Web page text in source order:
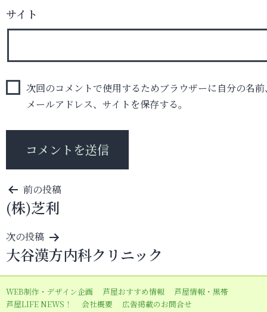
サイト
次回のコメントで使用するためブラウザーに自分の名前
メールアドレス、サイトを保存する。
投
稿
ナ
ビ
ゲ
ー
シ
前の投稿
(株)芝利
次の投稿
大谷漢方内科クリニック
WEB制作・デザイン企画 芦屋おすすめ情報
芦屋情報・黒帯
芦屋LIFE NEWS！
会社概要 広告掲載のお問合せ